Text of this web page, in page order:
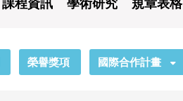
課程資訊 學術研究 規章表格
榮譽獎項 國際合作計畫